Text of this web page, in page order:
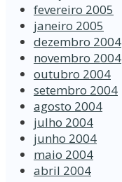
fevereiro 2005
janeiro 2005
dezembro 2004
novembro 2004
outubro 2004
setembro 2004
agosto 2004
julho 2004
junho 2004
maio 2004
abril 2004